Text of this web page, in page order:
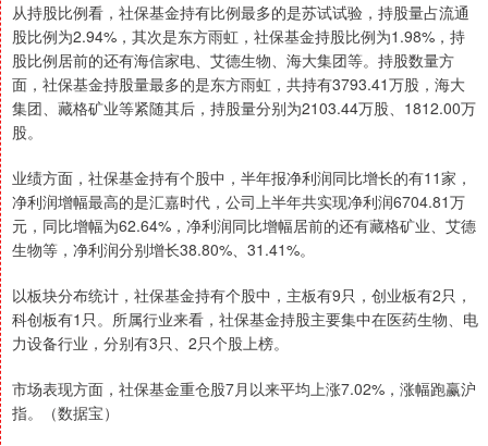
从持股比例看，社保基金持有比例最多的是苏试试验，持股量占流通
股比例为2.94%，其次是东方雨虹，社保基金持股比例为1.98%，持
股比例居前的还有海信家电、艾德生物、海大集团等。持股数量方
面，社保基金持股量最多的是东方雨虹，共持有3793.41万股，海大
集团、藏格矿业等紧随其后，持股量分别为2103.44万股、1812.00万
股。
业绩方面，社保基金持有个股中，半年报净利润同比增长的有11家，
净利润增幅最高的是汇嘉时代，公司上半年共实现净利润6704.81万
元，同比增幅为62.64%，净利润同比增幅居前的还有藏格矿业、艾德
生物等，净利润分别增长38.80%、31.41%。
以板块分布统计，社保基金持有个股中，主板有9只，创业板有2只，
科创板有1只。所属行业来看，社保基金持股主要集中在医药生物、电
力设备行业，分别有3只、2只个股上榜。
市场表现方面，社保基金重仓股7月以来平均上涨7.02%，涨幅跑赢沪
指。（数据宝）